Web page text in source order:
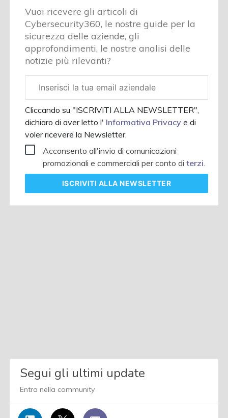
Vuoi ricevere gli articoli di
Cybersecurity360, le nostre guide per la
sicurezza delle aziende, gli
approfondimenti, le nostre analisi delle
notizie più rilevanti?
aziendale
Cliccando su "ISCRIVITI ALLA NEWSLETTER",
dichiaro di aver letto l' Informativa Privacye di
voler ricevere la Newsletter.
Acconsento all'invio di comunicazioni
promozionali e commerciali per conto diterzi.
ISCRIVITI ALLA NEWSLETTER
Segui gli ultimi update
Entra nella community